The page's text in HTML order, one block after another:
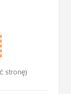
stronę)